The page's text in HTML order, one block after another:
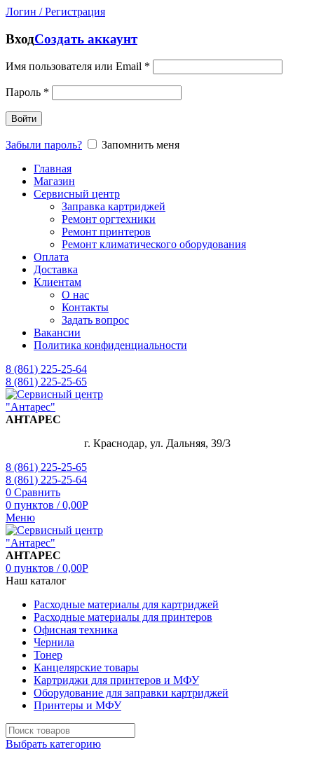
Логин / Регистрация
ВходСоздать аккаунт
Имя пользователя или Email *
Пароль *
Войти
Забыли пароль?
Запомнить меня
Главная
Магазин
Сервисный центр
Заправка картриджей
Ремонт оргтехники
Ремонт принтеров
Ремонт климатического оборудования
Оплата
Доставка
Клиентам
О нас
Контакты
Задать вопрос
Вакансии
Политика конфиденциальности
8 (861) 225-25-64
8 (861) 225-25-65
АНТАРЕС
г. Краснодар, ул. Дальняя, 39/3
8 (861) 225-25-65
8 (861) 225-25-64
0 Сравнить
0 пунктов / 0,00Р
Меню
АНТАРЕС
0 пунктов / 0,00Р
Наш каталог
Расходные материалы для картриджей
Расходные материалы для принтеров
Офисная техника
Чернила
Тонер
Канцелярские товары
Картриджи для принтеров и МФУ
Оборудование для заправки картриджей
Принтеры и МФУ
Выбрать категорию